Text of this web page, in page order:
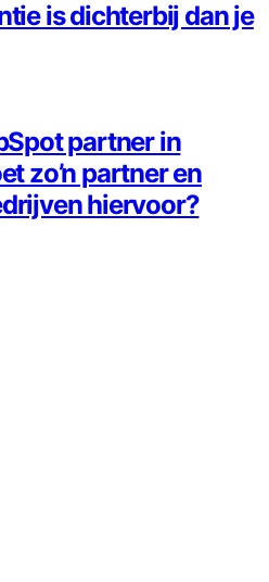
is dichterbij dan je
partner in
zo’n partner en
hiervoor?